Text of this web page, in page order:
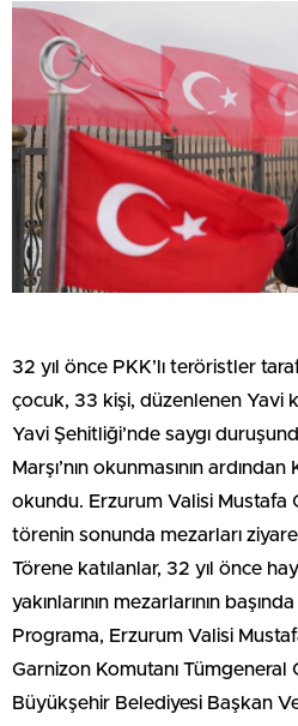
32 yıl önce PKK’lı teröristler
çocuk, 33 kişi, düzenlenen Yavi
Yavi Şehitliği’nde saygı
Marşı’nın okunmasının ardından
okundu. Erzurum Valisi Mustafa
törenin sonunda mezarları
Törene katılanlar, 32 yıl önce
yakınlarının mezarlarının
Programa, Erzurum Valisi
Garnizon Komutanı Tümgeneral
Büyükşehir Belediyesi Başkan